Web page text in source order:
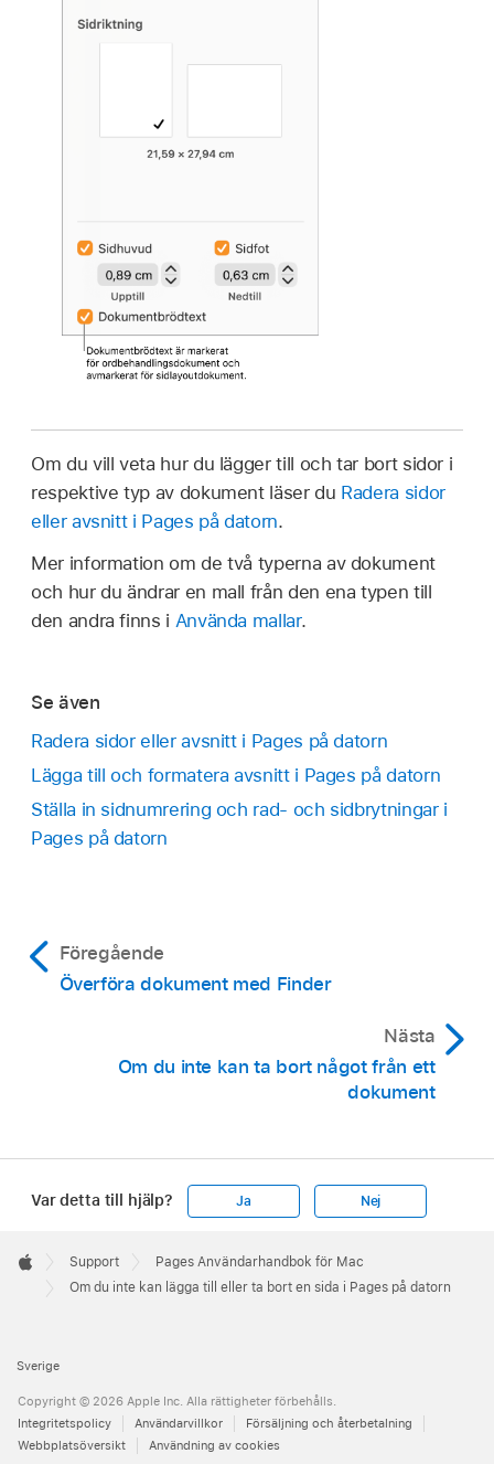
Om du vill veta hur du lägger till och tar bort sidor i
respektive typ av dokument läser du Radera sidor
eller avsnitt i Pages på datorn.
Mer information om de två typerna av dokument
och hur du ändrar en mall från den ena typen till
den andra finns i Använda mallar.
Se även
Radera sidor eller avsnitt i Pages på datorn
Lägga till och formatera avsnitt i Pages på datorn
Ställa in sidnumrering och rad- och sidbrytningar i
Pages på datorn
Föregående
Överföra dokument med Finder
Nästa
Om du inte kan ta bort något från ett
dokument
Var detta till hjälp? Ja Nej
Footer

Apple
Support
Pages Användarhandbok för Mac
Om du inte kan lägga till eller ta bort en sida i Pages på datorn
Sverige
Copyright © 2026 Apple Inc. Alla rättigheter förbehålls.
Integritetspolicy
Användarvillkor
Försäljning och återbetalning
Webbplatsöversikt
Användning av cookies